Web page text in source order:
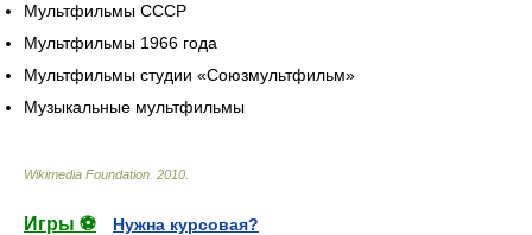
Мультфильмы СССР
Мультфильмы 1966 года
Мультфильмы студии «Союзмультфильм»
Музыкальные мультфильмы
Wikimedia Foundation 2010
Игры ⚽
Нужна курсовая?